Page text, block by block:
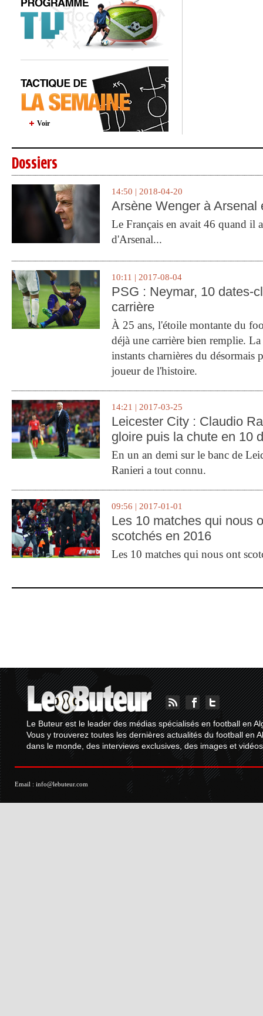
Voir
Dossiers
14:50 | 2018-04-20
Arsène Wenger à Arsenal
Le Français en avait 46 quand il
d'Arsenal...
10:11 | 2017-08-04
PSG : Neymar, 10 dates-
carrière
À 25 ans, l'étoile montante du
déjà une carrière bien remplie.
instants charnières du désormais
joueur de l'histoire.
14:21 | 2017-03-25
Leicester City : Claudio
gloire puis la chute en 10
En un an demi sur le banc de
Ranieri a tout connu.
09:56 | 2017-01-01
Les 10 matches qui nous
scotchés en 2016
Les 10 matches qui nous ont
Le Buteur est le leader des médias spécialisés en football en
Vous y trouverez toutes les dernières actualités du football en
dans le monde, des interviews exclusives, des images et
Email : info@lebuteur.com